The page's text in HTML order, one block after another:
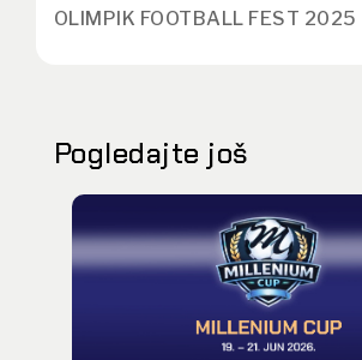
OLIMPIK FOOTBALL FEST 2025
Pogledajte još